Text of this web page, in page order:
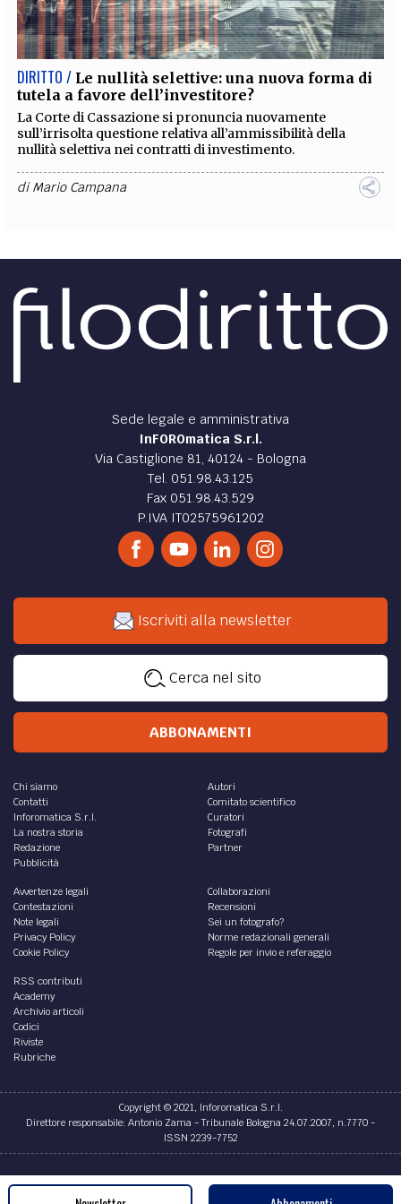
EXTRA
CODICI RUBRICHE LIBRI PROCEEDINGS PUBBLICITÀ CONTATTI
SOCIAL MEDIA
DIRITTO / Le nullità selettive: una nuova forma di
tutela a favore dell’investitore?
La Corte di Cassazione si pronuncia nuovamente
sull’irrisolta questione relativa all’ammissibilità della
nullità selettiva nei contratti di investimento.
diMario Campana
Sede legale e amministrativa
InFOROmatica S.r.l.
Via Castiglione 81, 40124 - Bologna
Tel. 051.98.43.125
Fax 051.98.43.529
P.IVA IT02575961202
Iscriviti alla newsletter
Cerca nel sito
ABBONAMENTI
Chi siamo
Contatti
Inforomatica S.r.l.
La nostra storia
Redazione
Pubblicità
Autori
Comitato scientifico
Curatori
Fotografi
Partner
Avvertenze legali
Contestazioni
Note legali
Privacy Policy
Cookie Policy
Collaborazioni
Recensioni
Sei un fotografo?
Norme redazionali generali
Regole per invio e referaggio
RSS contributi
Academy
Archivio articoli
Codici
Riviste
Rubriche
Copyright © 2021, Inforomatica S.r.l.
Direttore responsabile: Antonio Zama - Tribunale Bologna 24.07.2007, n.7770 -
ISSN 2239-7752
Credits